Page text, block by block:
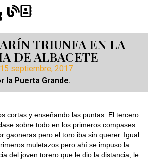
TRIUNFA EN LA
DE ALBACETE
15 septiembre, 2017
la Puerta Grande.
cortas y enseñando las puntas. El tercero
sobre todo en los primeros compases.
gaoneras pero el toro iba sin querer. Igual
muletazos pero ahí se impuso la
del joven torero que le dio la distancia, le